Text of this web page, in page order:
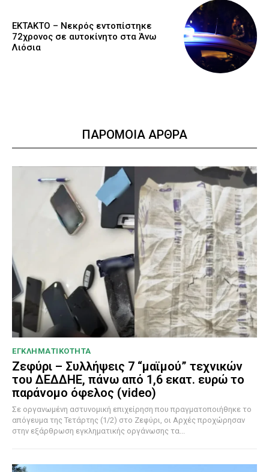
EKTAKTO – Νεκρός εντοπίστηκε
72χρονος σε αυτοκίνητο στα Άνω
Λιόσια
ΠΑΡΟΜΟΙΑ ΑΡΘΡΑ
ΕΓΚΛΗΜΑΤΙΚΟΤΗΤΑ
Ζεφύρι – Συλλήψεις 7 “μαϊμού” τεχνικών
του ΔΕΔΔΗΕ, πάνω από 1,6 εκατ. ευρώ το
παράνομο όφελος (video)
Σε οργανωμένη αστυνομική επιχείρηση που πραγματοποιήθηκε το
απόγευμα της Τετάρτης (1/2) στο Ζεφύρι, οι Αρχές προχώρησαν
στην εξάρθρωση εγκληματικής οργάνωσης τα...